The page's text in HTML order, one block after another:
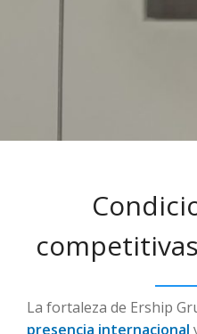
La fortaleza de Ership
presencia internacional